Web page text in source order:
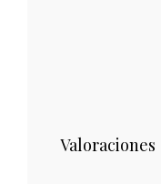
Valoraciones